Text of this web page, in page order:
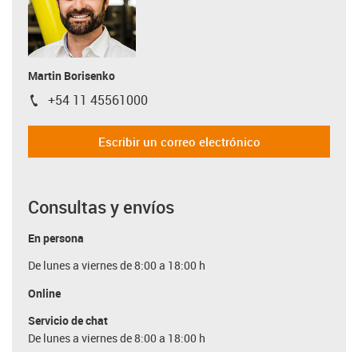
Martin Borisenko
igus-icon-phone
+54 11 45561000
Escribir un correo electrónico
Consultas y envíos
En persona
De lunes a viernes de 8:00 a 18:00 h
Online
Servicio de chat
De lunes a viernes de 8:00 a 18:00 h